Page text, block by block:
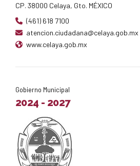
CP. 38000 Celaya, Gto. MÉXICO
(461) 618 7100
atencion.ciudadana@celaya.gob.mx
www.celaya.gob.mx
Gobierno Municipal
2024 - 2027